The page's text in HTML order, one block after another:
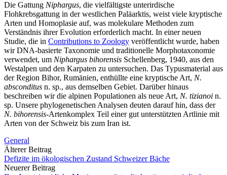
Die Gattung Niphargus, die vielfältigste unterirdische
Flohkrebsgattung in der westlichen Paläarktis, weist viele kryptische
Arten und Homoplasie auf, was molekulare Methoden zum
Verständnis ihrer Evolution erforderlich macht. In einer neuen
Studie, die in Contributions to Zoology veröffentlicht wurde, haben
wir DNA-basierte Taxonomie und traditionelle Morphotaxonomie
verwendet, um Niphargus bihorensis Schellenberg, 1940, aus den
Westalpen und den Karpaten zu untersuchen. Das Typusmaterial aus
der Region Bihor, Rumänien, enthüllte eine kryptische Art, N.
absconditus n. sp., aus demselben Gebiet. Darüber hinaus
beschreiben wir die alpinen Populationen als neue Art, N. tizianoi n.
sp. Unsere phylogenetischen Analysen deuten darauf hin, dass der
N. bihorensis-Artenkomplex Teil einer gut unterstützten Artlinie mit
Arten von der Schweiz bis zum Iran ist.
General
Beitrags-
Navigation
Älterer Beitrag
Defizite im ökologischen Zustand Schweizer Bäche
Neuerer Beitrag